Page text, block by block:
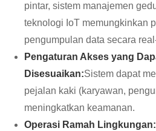
pintar, sistem manajemen
teknologi IoT memungkinkan
pengumpulan data secara
Pengaturan Akses yang
Disesuaikan:Sistem dapat
pejalan kaki (karyawan,
meningkatkan keamanan.
Operasi Ramah Lingkungan: